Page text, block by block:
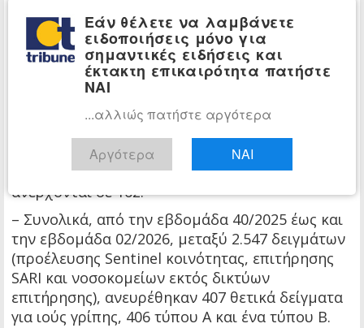
– Συνολικά, από την εβδομάδα 40/2025 έως και
την 02/2026 έχουν καταγραφεί 45 κρούσματα
εργαστηριακά επιβεβαιωμένης γρίπης με
νοσηλεία σε ΜΕΘ και 15 θάνατοι με
εργαστηριακά επιβεβαιωμένη γρίπη.
Σημειώνεται ότι από την εβδομάδα 1/2024 έως
την εβδομάδα 02/2026, οι καταγεγραμμένοι
θάνατοι σε σοβαρά περιστατικά με
εργαστηριακά επιβεβαιωμένη γρίπη,
ανέρχονται σε 162.
– Συνολικά, από την εβδομάδα 40/2025 έως και
την εβδομάδα 02/2026, μεταξύ 2.547 δειγμάτων
(προέλευσης Sentinel κοινότητας, επιτήρησης
SARI και νοσοκομείων εκτός δικτύων
επιτήρησης), ανευρέθηκαν 407 θετικά δείγματα
για ιούς γρίπης, 406 τύπου Α και ένα τύπου Β.
Εάν θέλετε να λαμβάνετε
ειδοποιήσεις μόνο για
σημαντικές ειδήσεις και
έκτακτη επικαιρότητα πατήστε
ΝΑΙ
...αλλιώς πατήστε αργότερα
Αργότερα ΝΑΙ